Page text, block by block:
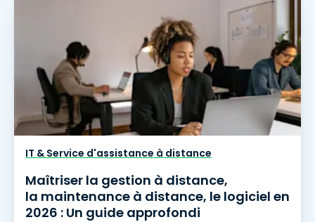
IT & Service d'assistance à distance
Maîtriser la gestion à distance,
la maintenance à distance, le logiciel en
2026 : Un guide approfondi